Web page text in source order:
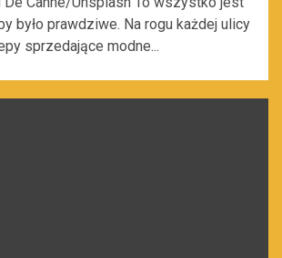
było prawdziwe. Na rogu każdej ulicy
sprzedające modne...